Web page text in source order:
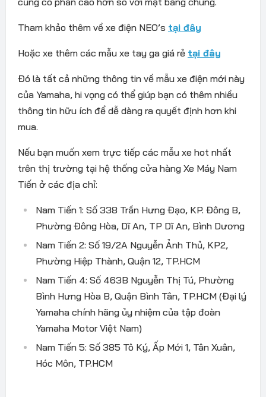
Tham khảo thêm về xe điện NEO’s tại đây
Hoặc xe thêm các mẫu xe tay ga giá rẻ tại đây
Đó là tất cả những thông tin về mẫu xe điện mới này
của Yamaha, hi vọng có thể giúp bạn có thêm nhiều
thông tin hữu ích để dễ dàng ra quyết định hơn khi
mua.
Nếu bạn muốn xem trực tiếp các mẫu xe hot nhất
trên thị trường tại hệ thống cửa hàng Xe Máy Nam
Tiến ở các địa chỉ:
Nam Tiến 1: Số 338 Trần Hưng Đạo, KP. Đông B,
Phường Đông Hòa, Dĩ An, TP Dĩ An, Bình Dương
Nam Tiến 2: Số 19/2A Nguyễn Ảnh Thủ, KP2,
Phường Hiệp Thành, Quận 12, TP.HCM
Nam Tiến 4: Số 463B Nguyễn Thị Tú, Phường
Bình Hưng Hòa B, Quận Bình Tân, TP.HCM (Đại lý
Yamaha chính hãng ủy nhiệm của tập đoàn
Yamaha Motor Việt Nam)
Nam Tiến 5: Số 385 Tô Ký, Ấp Mới 1, Tân Xuân,
Hóc Môn, TP.HCM